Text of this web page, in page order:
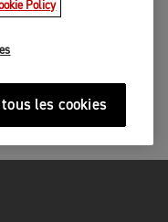
Policy
les cookies